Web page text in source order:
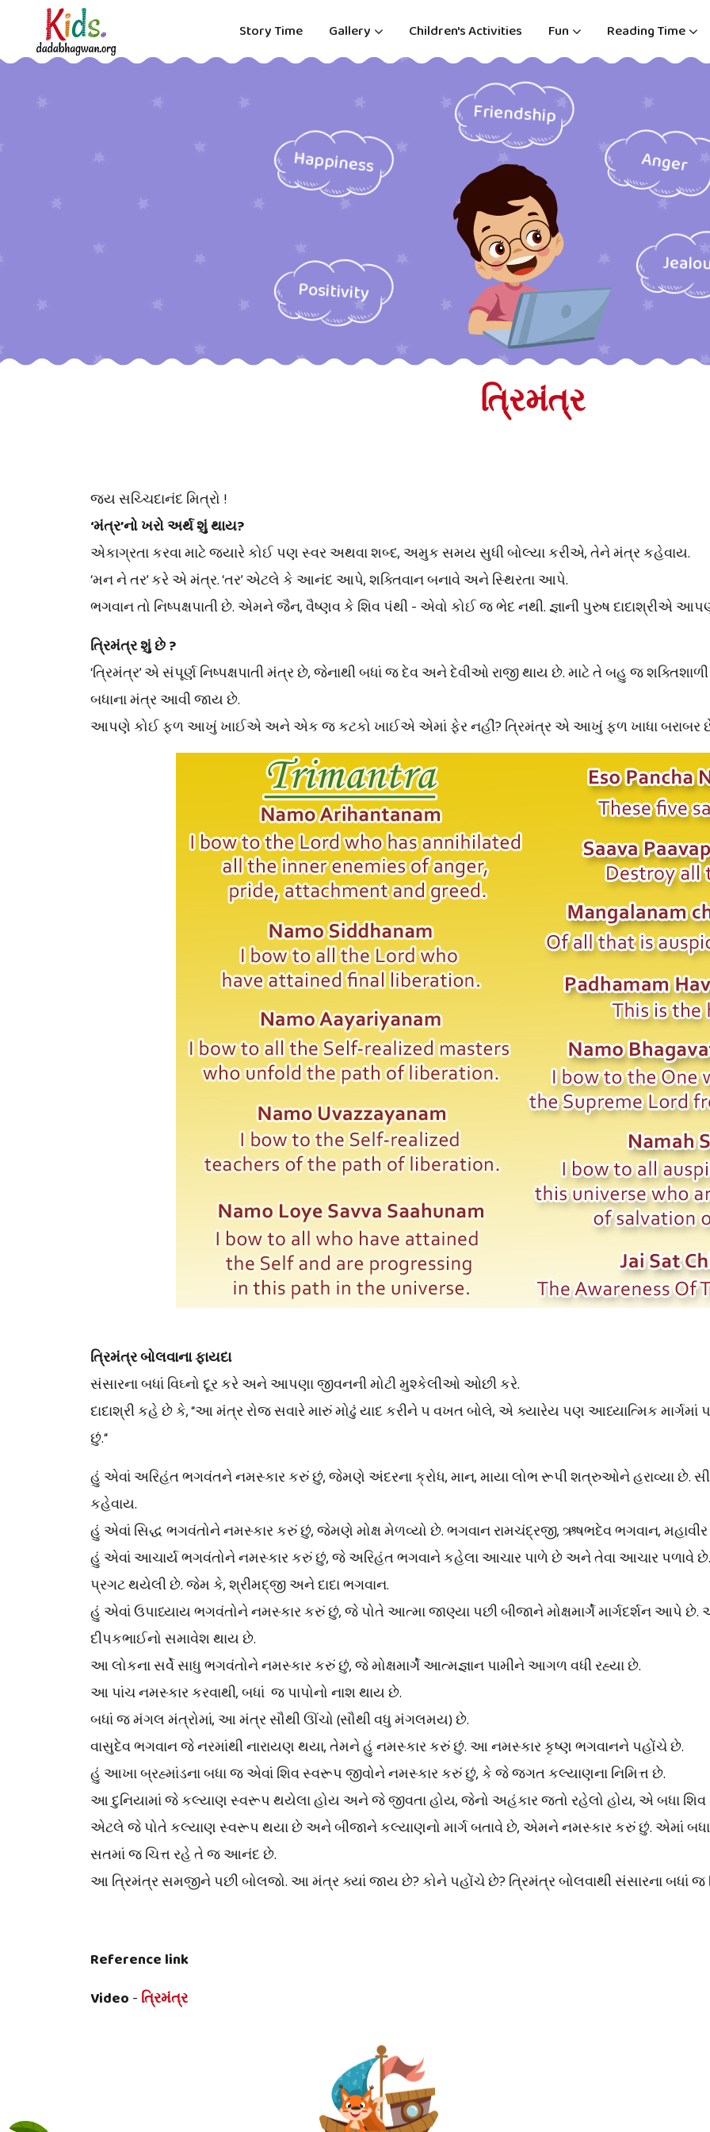
Story Time Gallery Children's Activities Fun Reading Time
Friendship
Anger
Happiness
Positivity
ત્રિમંત્ર
જય સચ્ચિદાનંદ મિત્રો !
‘મંત્ર’નો ખરો અર્થ શું થાય?
એકાગ્રતા કરવા માટે જ્યારે કોઈ પણ સ્વર અથવા શબ્દ, અમુક સમય સુધી બોલ્યા કરીએ, તેને મંત્ર કહેવાય.
‘મન ને તર’ કરે એ મંત્ર. ‘તર’ એટલે કે આનંદ આપે, શક્તિવાન બનાવે અને સ્થિરતા આપે.
ભગવાન તો નિષ્પક્ષપાતી છે. એમને જૈન, વૈષ્ણવ કે શિવ પંથી - એવો કોઈ જ ભેદ નથી. જ્ઞાની પુરુષ દાદાશ્રીએ
ત્રિમંત્ર શું છે ?
‘ત્રિમંત્ર’ એ સંપૂર્ણ નિષ્પક્ષપાતી મંત્ર છે, જેનાથી બધાં જ દેવ અને દેવીઓ રાજી થાય છે. માટે તે બહુ જ
બધાના મંત્ર આવી જાય છે.
આપણે કોઈ ફળ આખું ખાઈએ અને એક જ કટકો ખાઈએ એમાં ફેર નહીં? ત્રિમંત્ર એ આખું ફળ ખાધા બરાબર
ત્રિમંત્ર બોલવાના ફાયદા
સંસારના બધાં વિઘ્નો દૂર કરે અને આપણા જીવનની મોટી મુશ્કેલીઓ ઓછી કરે.
દાદાશ્રી કહે છે કે, “આ મંત્ર રોજ સવારે મારું મોઢું યાદ કરીને ૫ વખત બોલે, એ ક્યારેય પણ આધ્યાત્મિક
છું.“
હું એવાં અરિહંત ભગવંતને નમસ્કાર કરું છું, જેમણે અંદરના ક્રોધ, માન, માયા લોભ રૂપી શત્રુઓને હરાવ્યા છે.
કહેવાય.
હું એવાં સિદ્ધ ભગવંતોને નમસ્કાર કરું છું, જેમણે મોક્ષ મેળવ્યો છે. ભગવાન રામચંદ્રજી, ઋષભદેવ ભગવાન,
હું એવાં આચાર્ય ભગવંતોને નમસ્કાર કરું છું, જે અરિહંત ભગવાને કહેલા આચાર પાળે છે અને તેવા આચાર પળાવે
પ્રગટ થયેલી છે. જેમ કે, શ્રીમદ્જી અને દાદા ભગવાન.
હું એવાં ઉપાધ્યાય ભગવંતોને નમસ્કાર કરું છું, જે પોતે આત્મા જાણ્યા પછી બીજાને મોક્ષમાર્ગે માર્ગદર્શન આપે
દીપકભાઈનો સમાવેશ થાય છે.
આ લોકના સર્વે સાધુ ભગવંતોને નમસ્કાર કરું છું, જે મોક્ષમાર્ગે આત્મજ્ઞાન પામીને આગળ વધી રહ્યા છે.
આ પાંચ નમસ્કાર કરવાથી, બધાં જ પાપોનો નાશ થાય છે.
બધાં જ મંગલ મંત્રોમાં, આ મંત્ર સૌથી ઊંચો (સૌથી વધુ મંગલમય) છે.
વાસુદેવ ભગવાન જે નરમાંથી નારાયણ થયા, તેમને હું નમસ્કાર કરું છું. આ નમસ્કાર કૃષ્ણ ભગવાનને પહોંચે છે.
હું આખા બ્રહ્માંડના બધા જ એવાં શિવ સ્વરૂપ જીવોને નમસ્કાર કરું છું, કે જે જગત કલ્યાણના નિમિત્ત છે.
આ દુનિયામાં જે કલ્યાણ સ્વરૂપ થયેલા હોય અને જે જીવતા હોય, જેનો અહંકાર જતો રહેલો હોય, એ બધા
એટલે જે પોતે કલ્યાણ સ્વરૂપ થયા છે અને બીજાને કલ્યાણનો માર્ગ બતાવે છે, એમને નમસ્કાર કરું છું. એમાં
સતમાં જ ચિત્ત રહે તે જ આનંદ છે.
આ ત્રિમંત્ર સમજીને પછી બોલજો. આ મંત્ર ક્યાં જાય છે? કોને પહોંચે છે? ત્રિમંત્ર બોલવાથી સંસારના બધાં
Reference link
Video - ત્રિમંત્ર